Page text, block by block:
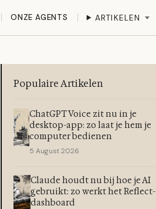
ONZE AGENTS ARTIKELEN
Populaire Artikelen
ChatGPT Voice zit nu in je
desktop-app: zo laat je hem je
computer bedienen
5 August 2026
Claude houdt nu bij hoe je AI
gebruikt: zo werkt het Reflect-
dashboard